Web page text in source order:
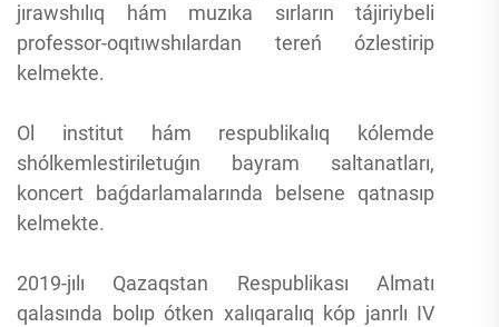
jırawshılıq hám muzıka sırların tájiriybeli
professor-oqıtıwshılardan tereń ózlestirip
kelmekte.
Ol institut hám respublikalıq kólemde
shólkemlestiriletuǵın bayram saltanatları,
koncert baǵdarlamalarında belsene qatnasıp
kelmekte.
2019-jılı Qazaqstan Respublikası Almatı
qalasında bolıp ótken xalıqaralıq kóp janrlı IV